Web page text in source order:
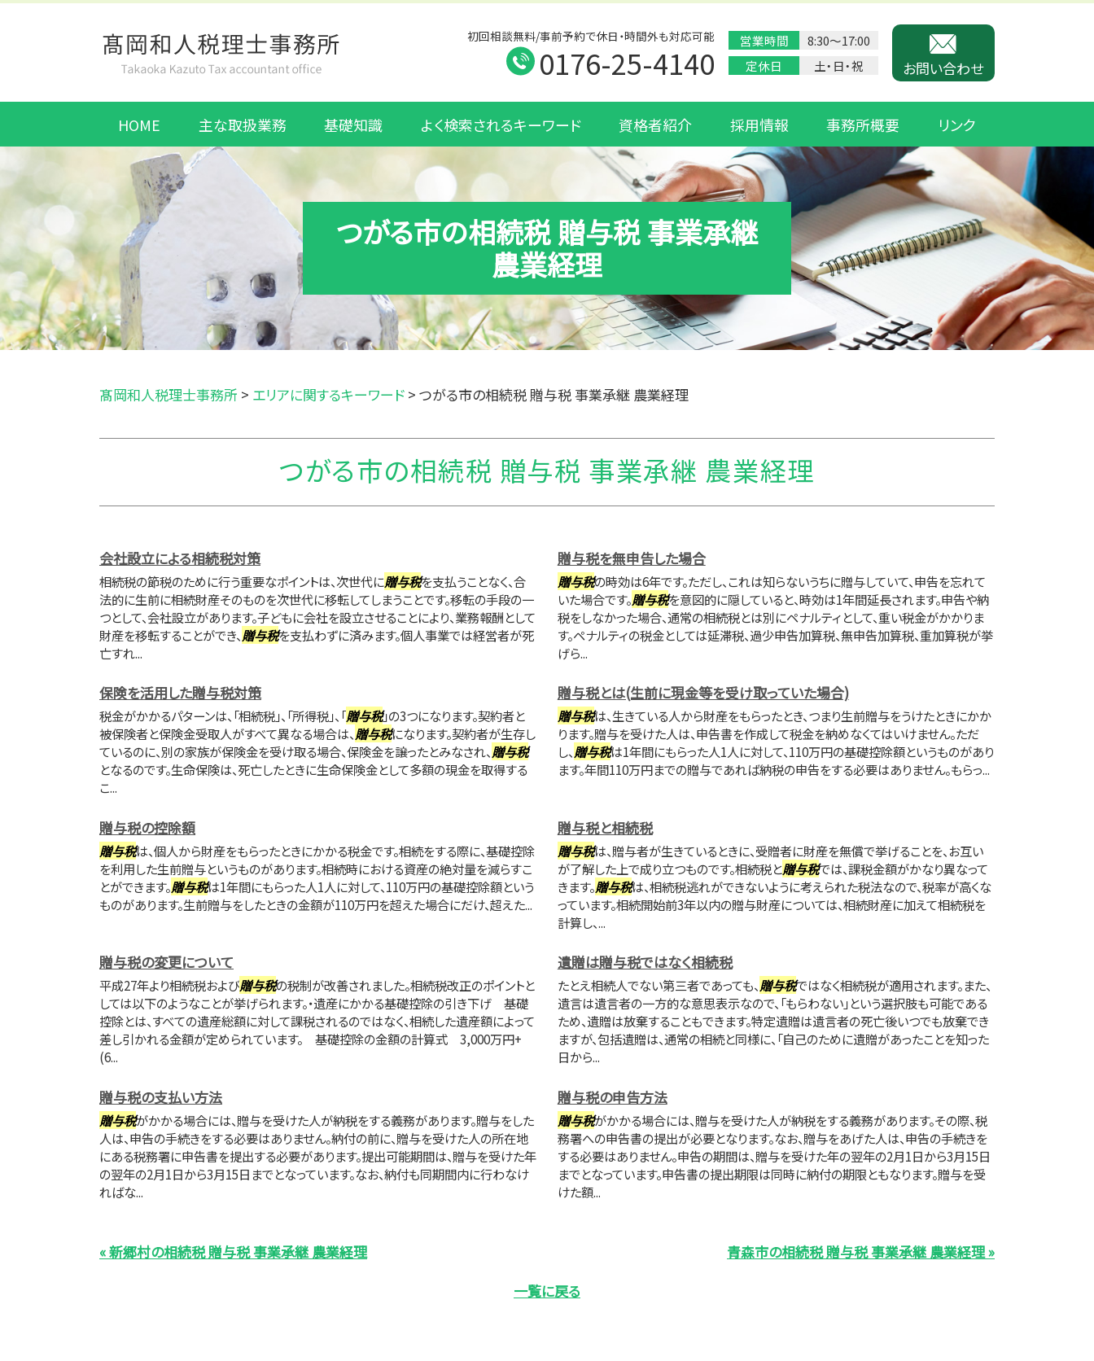
つがる市の相続税 贈与税 事業承継
農業経理
初回相談無料/事前予約で休日・時間外も対応可能
0176-25-4140
営業時間
8:30〜17:00
定休日
土・日・祝 お問い合わせ
HOME 主な取扱業務 基礎知識 よく検索されるキーワード 資格者紹介 採用情報 事務所概要 リンク
髙岡和人税理士事務所 > エリアに関するキーワード > つがる市の相続税 贈与税 事業承継 農業経理
つがる市の相続税 贈与税 事業承継 農業経理
会社設立による相続税対策
相続税の節税のために行う重要なポイントは、次世代に贈与税を支払うことなく、合
法的に生前に相続財産そのものを次世代に移転してしまうことです。移転の手段の一
つとして、会社設立があります。子どもに会社を設立させることにより、業務報酬として
財産を移転することができ、贈与税を支払わずに済みます。個人事業では経営者が死
亡すれ...
贈与税を無申告した場合
贈与税の時効は6年です。ただし、これは知らないうちに贈与していて、申告を忘れて
いた場合です。贈与税を意図的に隠していると、時効は1年間延長されます。申告や納
税をしなかった場合、通常の相続税とは別にペナルティとして、重い税金がかかりま
す。ペナルティの税金としては延滞税、過少申告加算税、無申告加算税、重加算税が挙
げら...
保険を活用した贈与税対策
税金がかかるパターンは、「相続税」、「所得税」、「贈与税」の3つになります。契約者と
被保険者と保険金受取人がすべて異なる場合は、贈与税になります。契約者が生存し
ているのに、別の家族が保険金を受け取る場合、保険金を譲ったとみなされ、贈与税
となるのです。生命保険は、死亡したときに生命保険金として多額の現金を取得する
こ...
贈与税とは(生前に現金等を受け取っていた場合)
贈与税は、生きている人から財産をもらったとき、つまり生前贈与をうけたときにかか
ります。贈与を受けた人は、申告書を作成して税金を納めなくてはいけません。ただ
し、贈与税は1年間にもらった人1人に対して、110万円の基礎控除額というものがあり
ます。年間110万円までの贈与であれば納税の申告をする必要はありません。もらっ...
贈与税の控除額
贈与税は、個人から財産をもらったときにかかる税金です。相続をする際に、基礎控除
を利用した生前贈与というものがあります。相続時における資産の絶対量を減らすこ
とができます。贈与税は1年間にもらった人1人に対して、110万円の基礎控除額という
ものがあります。生前贈与をしたときの金額が110万円を超えた場合にだけ、超えた...
贈与税と相続税
贈与税は、贈与者が生きているときに、受贈者に財産を無償で挙げることを、お互い
が了解した上で成り立つものです。相続税と贈与税では、課税金額がかなり異なって
きます。贈与税は、相続税逃れができないように考えられた税法なので、税率が高くな
っています。相続開始前3年以内の贈与財産については、相続財産に加えて相続税を
計算し、...
贈与税の変更について
平成27年より相続税および贈与税の税制が改善されました。相続税改正のポイントと
しては以下のようなことが挙げられます。・遺産にかかる基礎控除の引き下げ 基礎
控除とは、すべての遺産総額に対して課税されるのではなく、相続した遺産額によって
差し引かれる金額が定められています。 基礎控除の金額の計算式 3,000万円+
(6...
遺贈は贈与税ではなく相続税
たとえ相続人でない第三者であっても、贈与税ではなく相続税が適用されます。また、
遺言は遺言者の一方的な意思表示なので、「もらわない」という選択肢も可能である
ため、遺贈は放棄することもできます。特定遺贈は遺言者の死亡後いつでも放棄でき
ますが、包括遺贈は、通常の相続と同様に、「自己のために遺贈があったことを知った
日から...
贈与税の支払い方法
贈与税がかかる場合には、贈与を受けた人が納税をする義務があります。贈与をした
人は、申告の手続きをする必要はありません。納付の前に、贈与を受けた人の所在地
にある税務署に申告書を提出する必要があります。提出可能期間は、贈与を受けた年
の翌年の2月1日から3月15日までとなっています。なお、納付も同期間内に行わなけ
ればな...
贈与税の申告方法
贈与税がかかる場合には、贈与を受けた人が納税をする義務があります。その際、税
務署への申告書の提出が必要となります。なお、贈与をあげた人は、申告の手続きを
する必要はありません。申告の期間は、贈与を受けた年の翌年の2月1日から3月15日
までとなっています。申告書の提出期限は同時に納付の期限ともなります。贈与を受
けた額...
« 新郷村の相続税 贈与税 事業承継 農業経理
青森市の相続税 贈与税 事業承継 農業経理 »
一覧に戻る